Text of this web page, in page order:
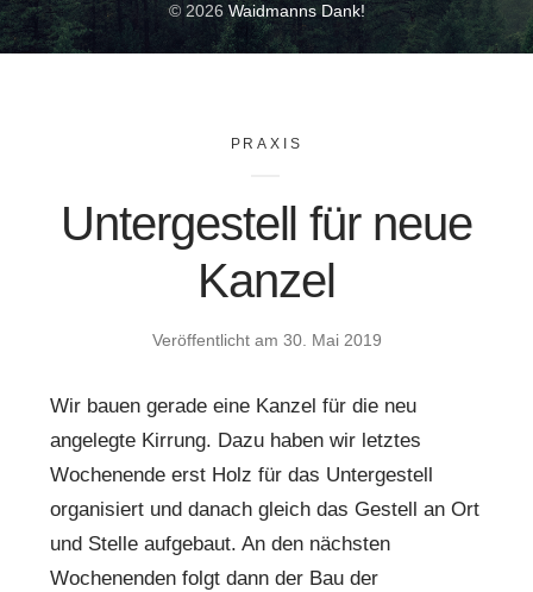
© 2026Waidmanns Dank!
PRAXIS
Untergestell für neue
Kanzel
Veröffentlicht am 30. Mai 2019
Wir bauen gerade eine Kanzel für die neu
angelegte Kirrung. Dazu haben wir letztes
Wochenende erst Holz für das Untergestell
organisiert und danach gleich das Gestell an Ort
und Stelle aufgebaut. An den nächsten
Wochenenden folgt dann der Bau der